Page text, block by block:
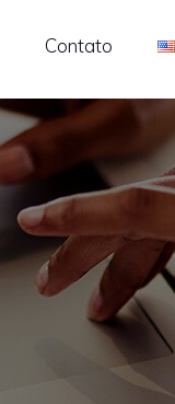
Contato